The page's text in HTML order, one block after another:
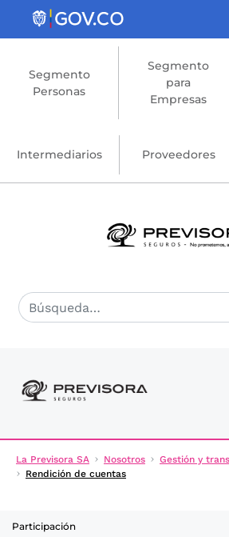
Saltar al contenido principal
Segmento
Personas
Segmento
para
Empresas
Intermediarios Proveedores
La Previsora SA Nosotros
Gestión y
Rendición de cuentas
Participación